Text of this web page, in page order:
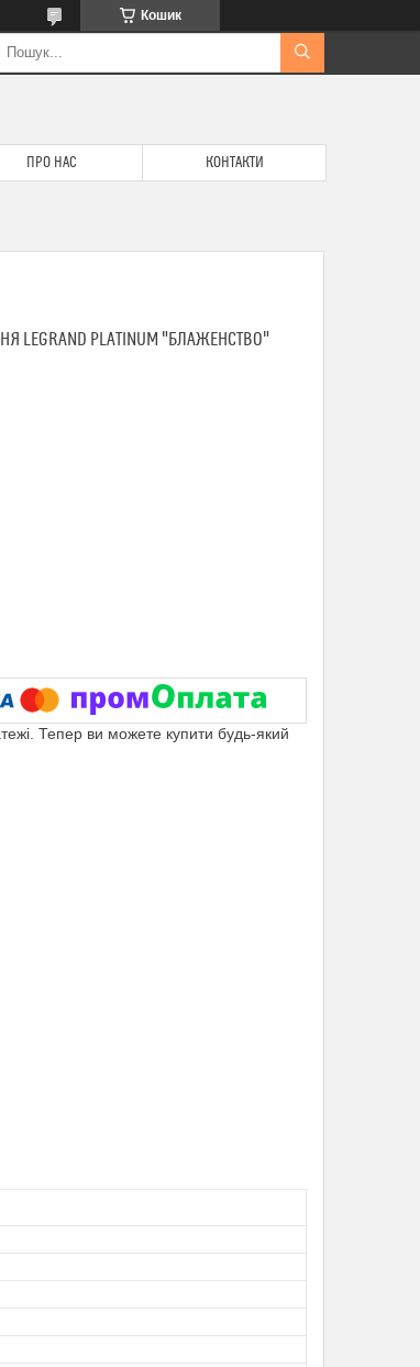
Кошик
ПРО НАС КОНТАКТИ
LEGRAND PLATINUM "БЛАЖЕНСТВО"
Тепер ви можете купити будь-який